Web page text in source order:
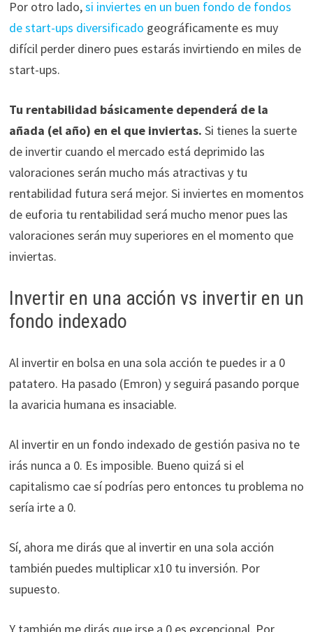
Por otro lado,si inviertes en un buen fondo de fondos
de start-ups diversificado geográficamente es muy
difícil perder dinero pues estarás invirtiendo en miles de
start-ups.
Tu rentabilidad básicamente dependerá de la
añada (el año) en el que inviertas. Si tienes la suerte
de invertir cuando el mercado está deprimido las
valoraciones serán mucho más atractivas y tu
rentabilidad futura será mejor. Si inviertes en momentos
de euforia tu rentabilidad será mucho menor pues las
valoraciones serán muy superiores en el momento que
inviertas.
Invertir en una acción vs invertir en un
fondo indexado
Al invertir en bolsa en una sola acción te puedes ir a 0
patatero. Ha pasado (Emron) y seguirá pasando porque
la avaricia humana es insaciable.
Al invertir en un fondo indexado de gestión pasiva no te
irás nunca a 0. Es imposible. Bueno quizá si el
capitalismo cae sí podrías pero entonces tu problema no
sería irte a 0.
Sí, ahora me dirás que al invertir en una sola acción
también puedes multiplicar x10 tu inversión. Por
supuesto.